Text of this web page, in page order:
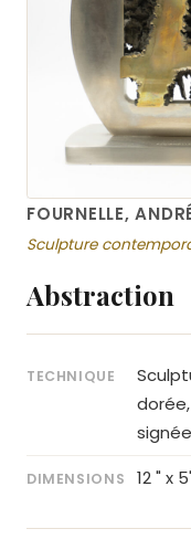
FOURNELLE,
Sculpture
Abstraction
TECHNIQUE
DIMENSIONS 12 " x